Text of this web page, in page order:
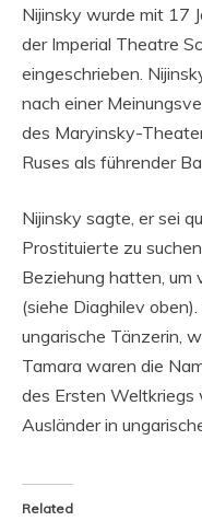
Nijinsky wurde mit 17
der Imperial Theatre
eingeschrieben.
nach einer
des Maryinsky-
Ruses als führender
Nijinsky sagte, er sei
Prostituierte zu
Beziehung hatten, um
(siehe Diaghilev
ungarische Tänzerin,
Tamara waren die
des Ersten Weltkriegs
Ausländer in
Related